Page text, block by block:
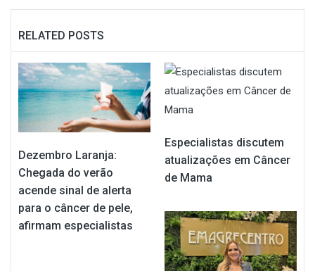
RELATED POSTS
Dezembro Laranja:
Chegada do verão
acende sinal de alerta
para o câncer de pele,
afirmam especialistas
Especialistas discutem
atualizações em Câncer
de Mama